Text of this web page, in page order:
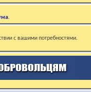
.
с вашими потребностями.